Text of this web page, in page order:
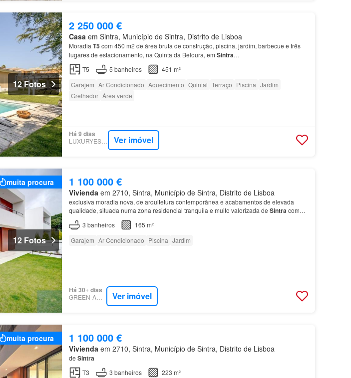
12 Fotos
2 250 000 €
Casa em Sintra, Município de Sintra, Distrito de Lisboa
Moradia T5 com 450 m2 de área bruta de construção, piscina, jardim, barbecue e três
lugares de estacionamento, na Quinta da Beloura, em Sintra…
T5
5 banheiros
451 m²
Garajem Ar Condicionado Aquecimento Quintal Terraço Piscina Jardim
Grelhador Área verde
Há 9 dias
LUXURYESTATE Ver imóvel
muita procura
12 Fotos
1 100 000 €
Vivienda em 2710, Sintra, Município de Sintra, Distrito de Lisboa
exclusiva moradia nova, de arquitetura contemporânea e acabamentos de elevada
qualidade, situada numa zona residencial tranquila e muito valorizada de Sintracom
zona de lavandaria Jardim privado cuidadosamente tratado Pisc…
3 banheiros
165 m²
Garajem Ar Condicionado Piscina Jardim
Há 30+ dias
GREEN-ACRES Ver imóvel
muita procura 1 100 000 €
Vivienda em 2710, Sintra, Município de Sintra, Distrito de Lisboa
de Sintra
T3 3 banheiros
223 m²